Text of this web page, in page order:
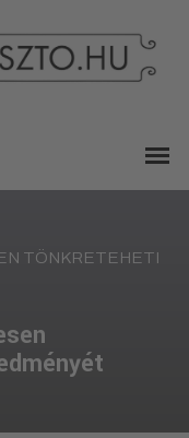
TÖNKRETEHETI